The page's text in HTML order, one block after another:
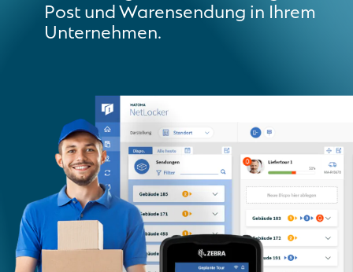
Post und Warensendung in Ihrem
Unternehmen.